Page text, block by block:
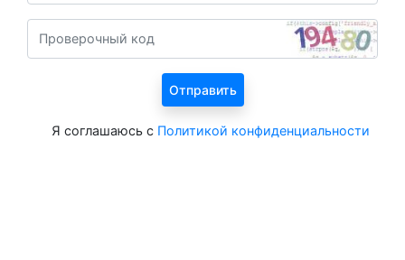
Я соглашаюсь с Политикой конфиденциальности